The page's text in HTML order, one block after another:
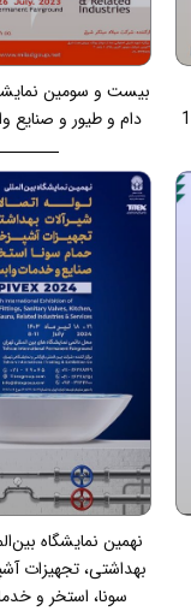
بیست و سومین
دام و طیور و صنایع
نهمین نمایشگاه
بهداشتی، تجهیزات
سونا، استخر و